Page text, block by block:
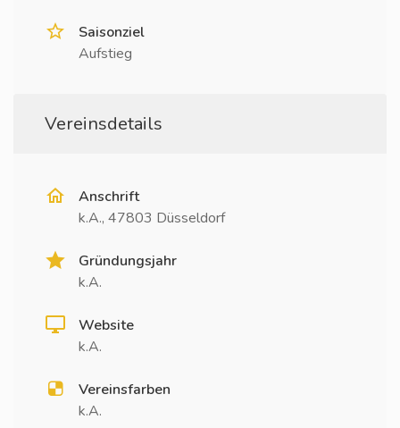
Saisonziel
Aufstieg
Vereinsdetails
Anschrift
k.A., 47803 Düsseldorf
Gründungsjahr
k.A.
Website
k.A.
Vereinsfarben
k.A.